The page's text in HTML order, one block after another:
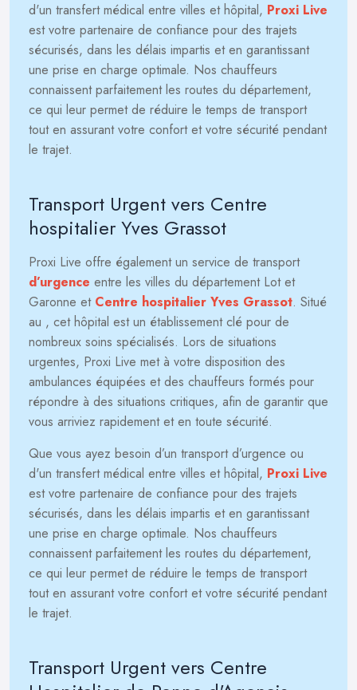
d'un transfert médical entre villes et hôpital, Proxi Live
est votre partenaire de confiance pour des trajets
sécurisés, dans les délais impartis et en garantissant
une prise en charge optimale. Nos chauffeurs
connaissent parfaitement les routes du département,
ce qui leur permet de réduire le temps de transport
tout en assurant votre confort et votre sécurité pendant
le trajet.
Transport Urgent vers Centre
hospitalier Yves Grassot
Proxi Live offre également un service de transport
d’urgence entre les villes du département Lot et
Garonne et Centre hospitalier Yves Grassot. Situé
au , cet hôpital est un établissement clé pour de
nombreux soins spécialisés. Lors de situations
urgentes, Proxi Live met à votre disposition des
ambulances équipées et des chauffeurs formés pour
répondre à des situations critiques, afin de garantir que
vous arriviez rapidement et en toute sécurité.
Que vous ayez besoin d’un transport d’urgence ou
d'un transfert médical entre villes et hôpital, Proxi Live
est votre partenaire de confiance pour des trajets
sécurisés, dans les délais impartis et en garantissant
une prise en charge optimale. Nos chauffeurs
connaissent parfaitement les routes du département,
ce qui leur permet de réduire le temps de transport
tout en assurant votre confort et votre sécurité pendant
le trajet.
Transport Urgent vers Centre